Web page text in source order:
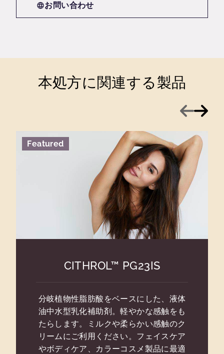
お問い合わせ
本処方に関連する製品
前へ次へ
Featured
CITHROL™ PG23IS
分岐植物性脂肪酸をベースにした、液体
油中水型乳化補助剤。軽やかな感触をも
たらします。ミルクや柔らかい感触のク
リームにご利用ください。フェイスケア
やボディケア、カラーコスメ製品に最適